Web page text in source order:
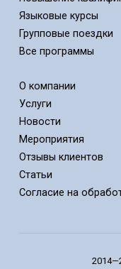
Языковые курсы
Групповые поездки
Все программы
О компании
Услуги
Новости
Мероприятия
Отзывы клиентов
Статьи
Cогласие на